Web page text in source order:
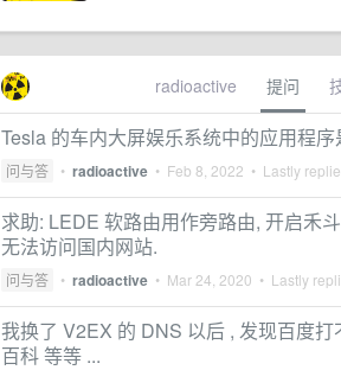
radioactive 提问
Tesla 的车内大屏娱乐系统中的应用程
问与答 • radioactive • Feb 8, 2022 • Lastly
求助: LEDE 软路由用作旁路由, 开启禾
无法访问国内网站.
问与答 • radioactive • Mar 24, 2020 • Lastly
我换了 V2EX 的 DNS 以后 , 发现百度
百科 等等 ...